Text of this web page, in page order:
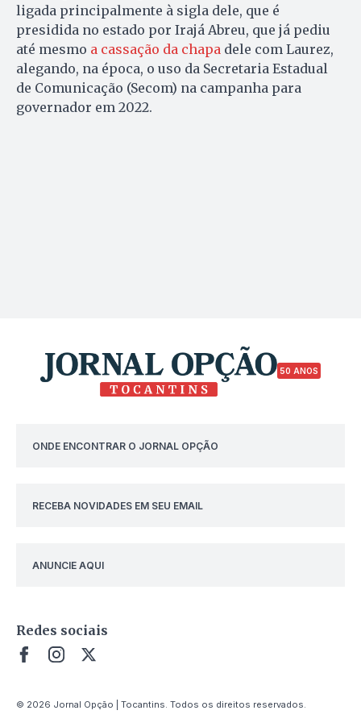
ligada principalmente à sigla dele, que é
presidida no estado por Irajá Abreu, que já pediu
até mesmo a cassação da chapa dele com Laurez,
alegando, na época, o uso da Secretaria Estadual
de Comunicação (Secom) na campanha para
governador em 2022.
50 ANOS
ONDE ENCONTRAR O JORNAL OPÇÃO
RECEBA NOVIDADES EM SEU EMAIL
ANUNCIE AQUI
Redes sociais
© 2026 Jornal Opção | Tocantins. Todos os direitos reservados.